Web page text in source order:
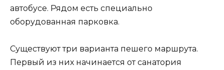
автобусе. Рядом есть специально
оборудованная парковка.
Существуют три варианта пешего маршрута.
Первый из них начинается от санатория